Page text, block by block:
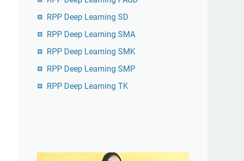
RPP Deep Learning SD
RPP Deep Learning SMA
RPP Deep Learning SMK
RPP Deep Learning SMP
RPP Deep Learning TK